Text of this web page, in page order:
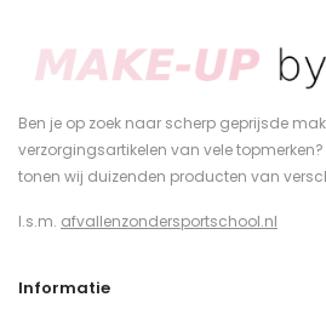
Ben je op zoek naar scherp geprijsde
verzorgingsartikelen van vele
tonen wij duizenden producten van
I.s.m. afvallenzondersportschool.nl
Informatie